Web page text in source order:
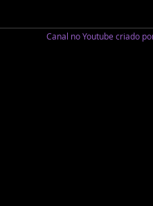
Canal no Youtube criado